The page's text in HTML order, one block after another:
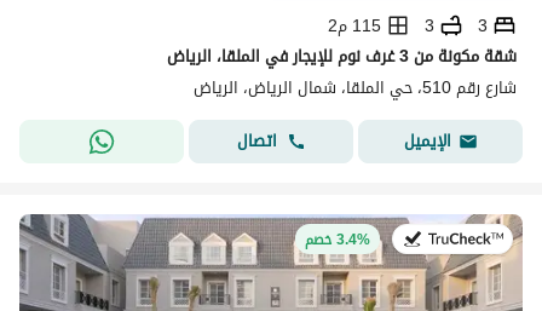
3
3
115 م2
شقة مكونة من 3 غرف نوم للإيجار في الملقا، الرياض
شارع رقم 510، حي الملقا، شمال الرياض، الرياض
الإيميل
اتصال
في:27 يوليو 20263.4% خصم